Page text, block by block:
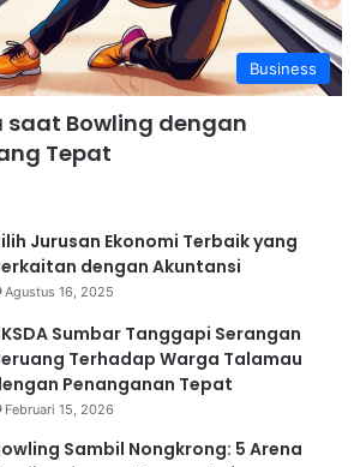
Business
saat Bowling dengan
Tepat
Jurusan Ekonomi Terbaik yang
dengan Akuntansi
Agustus 16, 2025
Sumbar Tanggapi Serangan
Terhadap Warga Talamau
Penanganan Tepat
Februari 15, 2026
Sambil Nongkrong: 5 Arena